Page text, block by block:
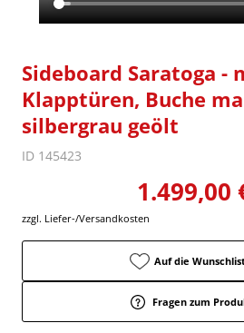
Sideboard Saratoga -
Klapptüren, Buche
silbergrau geölt
ID 145423
1.499,00
zzgl. Liefer-/Versandkosten
Auf die
Fragen zum